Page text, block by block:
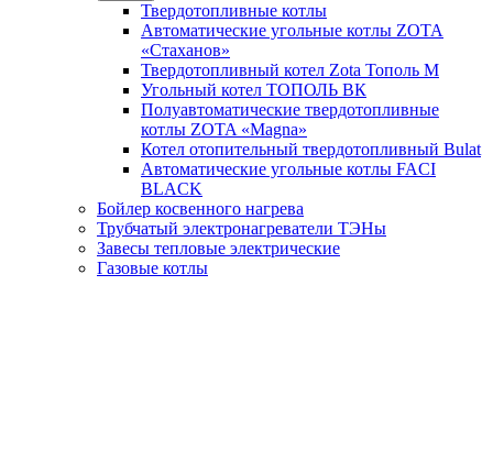
Твердотопливные котлы
Автоматические угольные котлы ZOTA
«Стаханов»
Твердотопливный котел Zota Тополь М
Угольный котел ТОПОЛЬ ВК
Полуавтоматические твердотопливные
котлы ZOTA «Magna»
Котел отопительный твердотопливный Bulat
Автоматические угольные котлы FACI
BLACK
Бойлер косвенного нагрева
Трубчатый электронагреватели ТЭНы
Завесы тепловые электрические
Газовые котлы